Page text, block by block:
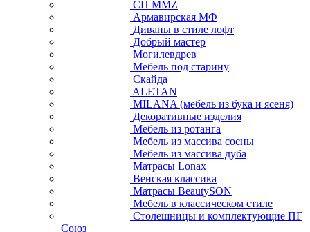
СП ММZ
Армавирская МФ
Диваны в стиле лофт
Добрый мастер
Могилевдрев
Мебель под старину
Скайда
ALETAN
MILANA (мебель из бука и ясеня)
Декоративные изделия
Мебель из ротанга
Мебель из массива сосны
Мебель из массива дуба
Матрасы Lonax
Венская классика
Матрасы BeautySON
Мебель в классическом стиле
Столешницы и комплектующие ПГ
Союз